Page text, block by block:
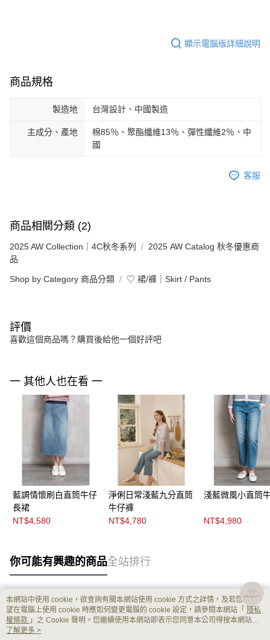
顯示電腦版詳細說明
商品規格
製造地 台灣設計、中國製造
主成分、產地
棉85％、聚酯纖維13％、彈性纖維2％、中
國
客服
商品相關分類 (2)
2025 AW Collection｜4C秋冬系列
2025 AW Catalog 秋冬優惠商
品
Shop by Category 商品分類 ♡ 裙/褲｜Skirt / Pants
評價
喜歡這個商品嗎？購買後給他一個好評吧
一 其他人也在看 一
藍調情懷刷白直筒牛仔
長裙
NT$4,580
淨俐日常淺藍九分直筒
牛仔褲
NT$4,780
淺藍微風小直筒
NT$4,980
你可能有興趣的商品全站排行
熱門標籤
本網站中使用 cookie，欲查詢有關本網站使用 cookie 方式之詳情，及若您不希
望在電腦上使用 cookie 時應如何變更電腦的 cookie 設定，請參閱本網站「 隱私
權條款 」之 Cookie 聲明。您繼續使用本網站即表示您同意本公司得按本網站使
用條款之 Cookie 聲明使用 cookie。
了解更多 >